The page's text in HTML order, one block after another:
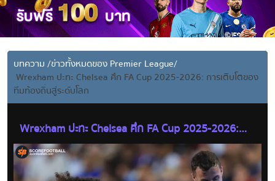
บทความ /ข่าวทั้งหมดของ Premier League/
Wrexham ปะทะ Chelsea ศึก FA Cup 2025-2026: การเติบโตของ
ทีมท้องถิ่นสู่ระดับโลก
Wrexham ปะทะ Chelsea ศึก FA Cup 2025-2026:
การเติบโตของทีมท้องถิ่นสู่ระดับโลก